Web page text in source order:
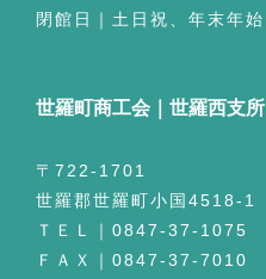
閉館日｜土日祝、年末年始
世羅町商工会｜世羅西支所
〒722-1701
世羅郡世羅町小国4518-1
ＴＥＬ｜0847-37-1075
ＦＡＸ｜0847-37-7010